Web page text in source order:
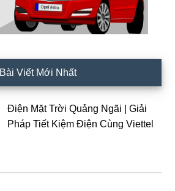
Bài Viết Mới Nhất
Điện Mặt Trời Quảng Ngãi | Giải
Pháp Tiết Kiệm Điện Cùng Viettel